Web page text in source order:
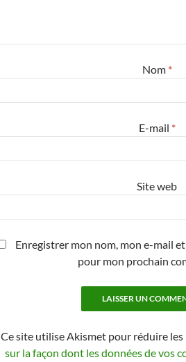
Nom *
E-mail *
Site web
Enregistrer mon nom, mon e-mail
pour mon prochain
Ce site utilise Akismet pour réduire les
sur la façon dont les données de vos